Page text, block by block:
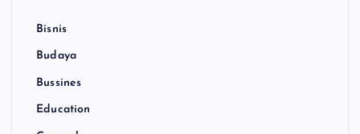
Bisnis
Budaya
Bussines
Education